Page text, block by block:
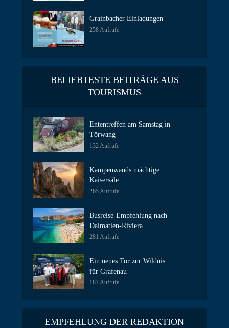
Grainbacher Einladungen
258 Aufrufe
BELIEBTESTE BEITRÄGE AUS
TOURISMUS
Ententreffen am Samstag in
Törwang
132 Aufrufe
Kampenwands mächtige
Kaisersäle
265 Aufrufe
Busreise-Empfehlung nach
Dalmatien-Riviera
281 Aufrufe
Ein neues Tor zur Wildnis
für Grafenau
187 Aufrufe
EMPFEHLUNG DER REDAKTION